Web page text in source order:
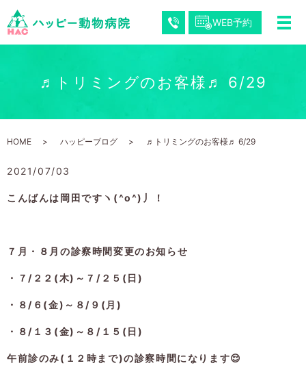
WEB予約
♬トリミングのお客様♬ 6/29
HOME ハッピーブログ ♬トリミングのお客様♬ 6/29
2021/07/03
こんばんは岡田ですヽ(^o^)丿！
７月・８月の診察時間変更のお知らせ
・７/２２(木)～７/２５(日)
・８/６(金)～８/９(月)
・８/１３(金)～８/１５(日)
午前診のみ(１２時まで)の診察時間になります😌